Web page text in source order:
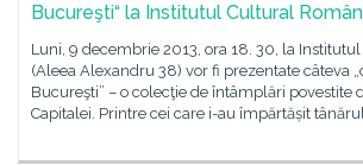
Bucureşti“ la Institutul Cultural Român
Luni, 9 decembrie 2013, ora 18. 30, la
(Aleea Alexandru 38) vor fi prezentate câteva
Bucureşti” – o colecţie de întâmplări povestite
Capitalei. Printre cei care i-au împărtășit